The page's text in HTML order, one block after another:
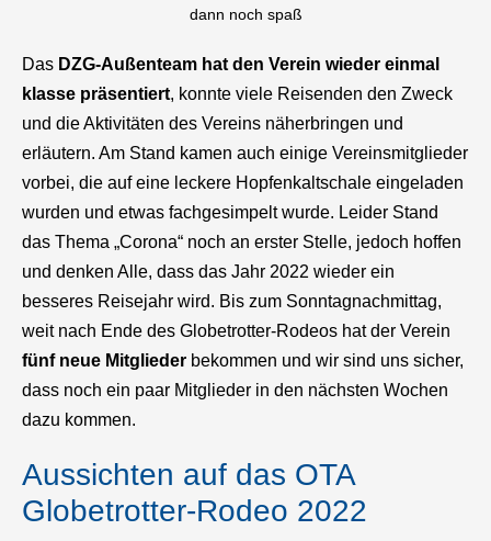
dann noch spaß
Das DZG-Außenteam hat den Verein wieder einmal
klasse präsentiert, konnte viele Reisenden den Zweck
und die Aktivitäten des Vereins näherbringen und
erläutern. Am Stand kamen auch einige Vereinsmitglieder
vorbei, die auf eine leckere Hopfenkaltschale eingeladen
wurden und etwas fachgesimpelt wurde. Leider Stand
das Thema „Corona“ noch an erster Stelle, jedoch hoffen
und denken Alle, dass das Jahr 2022 wieder ein
besseres Reisejahr wird. Bis zum Sonntagnachmittag,
weit nach Ende des Globetrotter-Rodeos hat der Verein
fünf neue Mitglieder bekommen und wir sind uns sicher,
dass noch ein paar Mitglieder in den nächsten Wochen
dazu kommen.
Aussichten auf das OTA
Globetrotter-Rodeo 2022